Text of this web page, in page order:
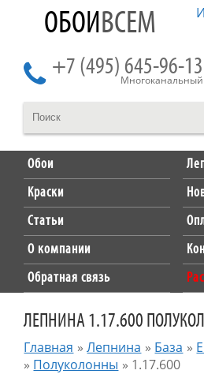
ОБОИВСЕМ
+7 (495) 645-96-13
Многоканальный
Обои
Краски
Статьи
О компании
Обратная связь
ЛЕПНИНА 1.17.600
Главная »Лепнина » База »
» Полуколонны » 1.17.600